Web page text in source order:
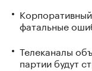
фатальные
Телеканалы
партии будут